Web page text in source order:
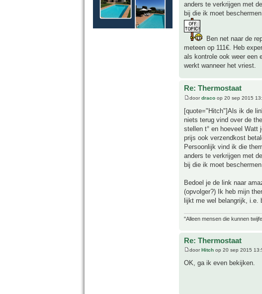
anders te verkrijgen met
bij die ik moet
Ben net naar de
meteen op 111€. Heb
als kontrole ook weer een
werkt wanneer het vriest.
Re: Thermostaat
doordraco op 20 sep 2015
[quote="Hitch"]Als ik de
niets terug vind over de
stellen t° en hoeveel Watt
prijs ook verzendkost
Persoonlijk vind ik die
anders te verkrijgen met
bij die ik moet
Bedoel je de link naar
(opvolger?) Ik heb mijn
lijkt me wel belangrijk, i.e.
"Alleen mensen die kunnen
Re: Thermostaat
doorHitch op 20 sep 2015
OK, ga ik even bekijken.